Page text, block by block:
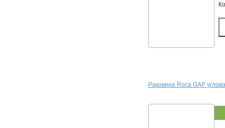
Раковина Roca GAP